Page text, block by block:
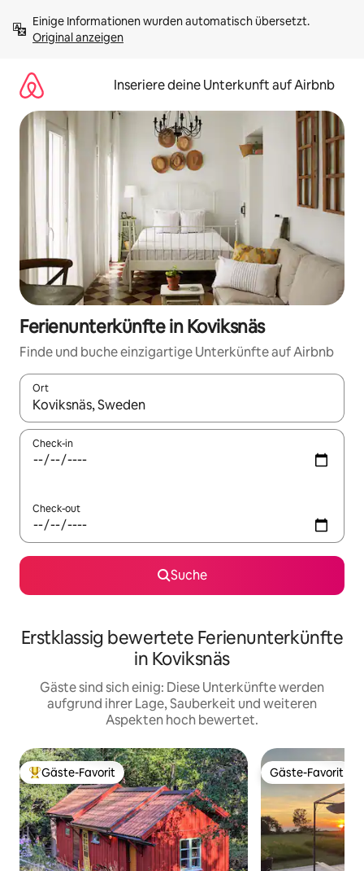
Inhalten
springenOriginal anzeigen
Inseriere deine Unterkunft auf Airbnb
Ferienunterkünfte in Koviksnäs
Finde und buche einzigartige Unterkünfte auf Airbnb
Ort
Wenn Ergebnisse verfügbar sind, navigiere mit den
Check-in
Check-out
Suche
Erstklassig bewertete Ferienunterkünfte
in Koviksnäs
Gäste sind sich einig: Diese Unterkünfte werden
aufgrund ihrer Lage, Sauberkeit und weiteren
Aspekten hoch bewertet.
Beliebter Gäste-Favorit.
Gäste-Favorit Gäste-Favorit
Gäste-Favorit